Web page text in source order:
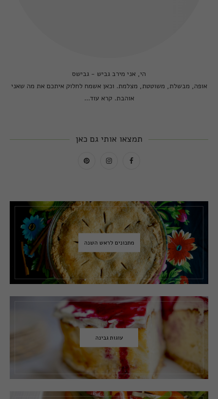
הי, אני מירב גביש - גבישס
אופה, מבשלת, משוטטת, מצלמת. וכאן אשמח לחלוק איתכם את מה שאני
אוהבת. קרא עוד...
תמצאו אותי גם כאן
מתכונים לראש השנה
עוגות גבינה